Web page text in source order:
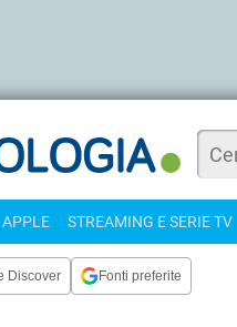
APPLE STREAMING E SERIE TV
Discover Fonti preferite